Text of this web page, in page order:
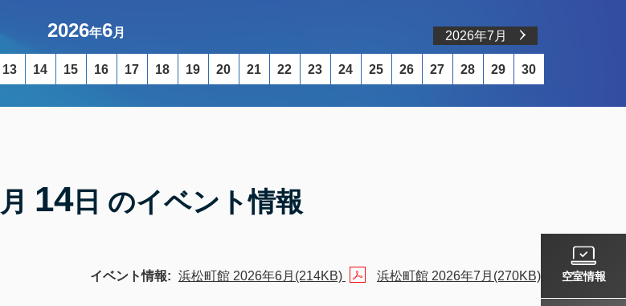
2026年6月 2026年7月
13 14 15 16 17 18 19 20 21 22 23 24 25 26 27 28 29 30
月 14日 のイベント情報
イベント情報: 浜松町館 2026年6月(214KB) 浜松町館 2026年7月(270KB) 空室情報